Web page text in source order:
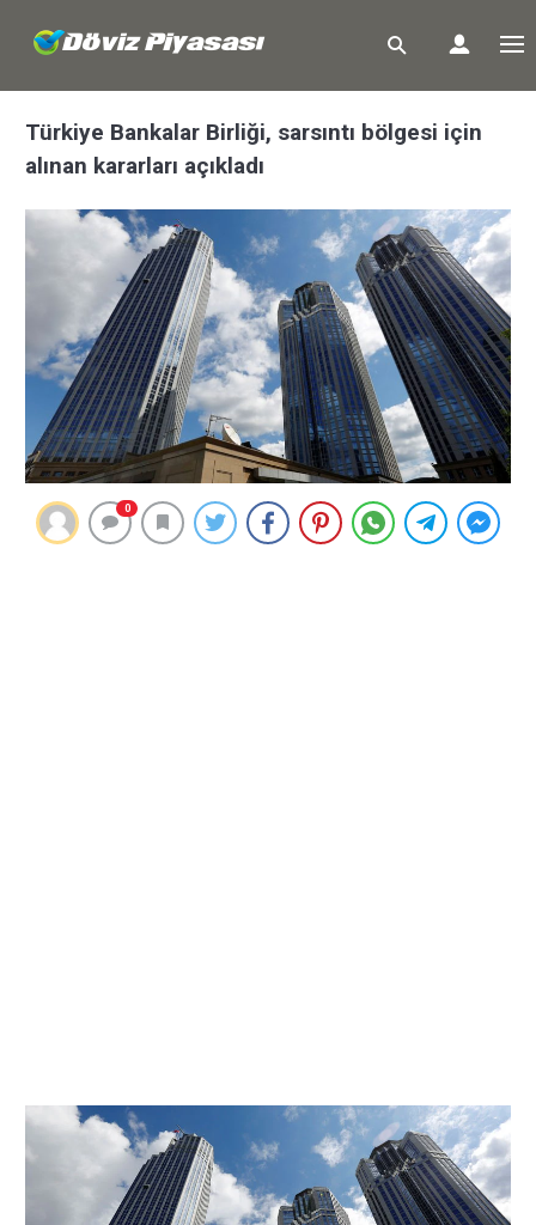
Türkiye Bankalar Birliği, sarsıntı bölgesi için
alınan kararları açıkladı
0